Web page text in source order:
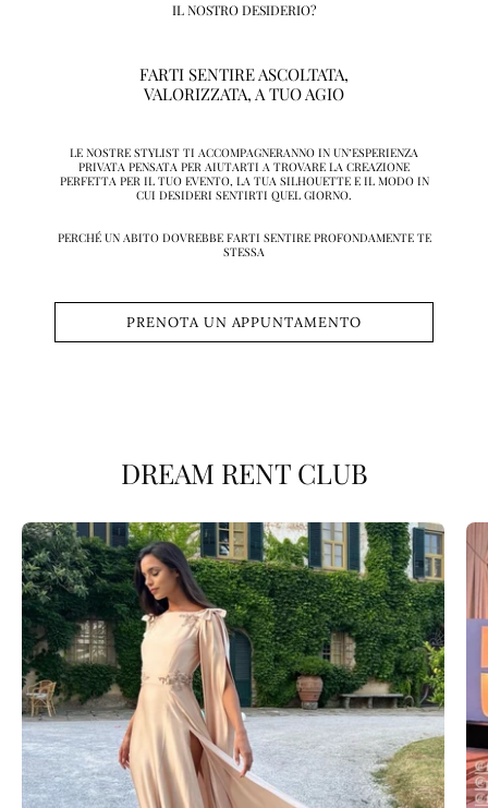
IL NOSTRO DESIDERIO?
FARTI SENTIRE ASCOLTATA,
VALORIZZATA, A TUO AGIO
LE NOSTRE STYLIST TI ACCOMPAGNERANNO IN UN’ESPERIENZA
PRIVATA PENSATA PER AIUTARTI A TROVARE LA CREAZIONE
PERFETTA PER IL TUO EVENTO, LA TUA SILHOUETTE E IL MODO IN
CUI DESIDERI SENTIRTI QUEL GIORNO.
PERCHÉ UN ABITO DOVREBBE FARTI SENTIRE PROFONDAMENTE TE
STESSA
PRENOTA UN APPUNTAMENTO
DREAM RENT CLUB